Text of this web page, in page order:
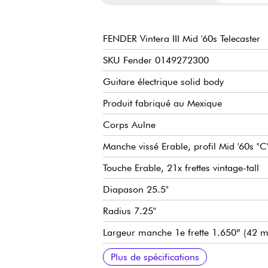
FENDER Vintera III Mid '60s Telecaster
SKU Fender 0149272300
Guitare électrique solid body
Produit fabriqué au Mexique
Corps Aulne
Manche vissé Erable, profil Mid '60s
Touche Erable, 21x frettes vintage-tall
Diapason 25.5"
Radius 7.25"
Largeur manche 1e frette 1.650” (42
Largeur manche fin de touche 2.200”
Micros simple-bobinage Fender
Master volume
Master tone
Sélecteur micros 3x positions
Chevalet fixe Fender 3-Saddle Vintage
Mécaniques Fender Vintage-Style
Finition brillant
Vendue avec housse Fender Deluxe Gig
Plus de spécifications